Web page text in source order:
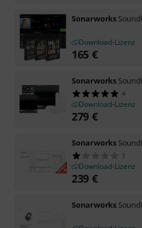
Sonarworks
Download-Lizenz
165 €
Sonarworks
4
Download-Lizenz
279 €
Sonarworks
1
Download-Lizenz
239 €
Sonarworks